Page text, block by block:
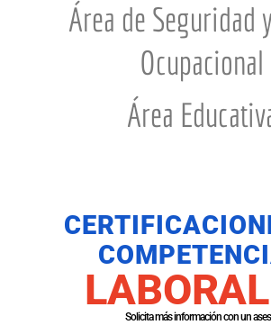
Área de Seguridad
Ocupacional
Área
Solicita más información con un